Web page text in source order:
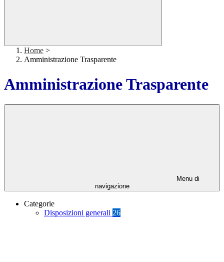
Home >
Amministrazione Trasparente
Amministrazione Trasparente
Menu di
navigazione
Categorie
Disposizioni generali 26